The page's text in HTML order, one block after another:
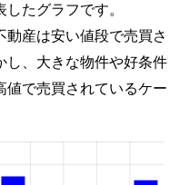
たグラフです。
産は安い値段で売買さ
、大きな物件や好条件
で売買されているケー